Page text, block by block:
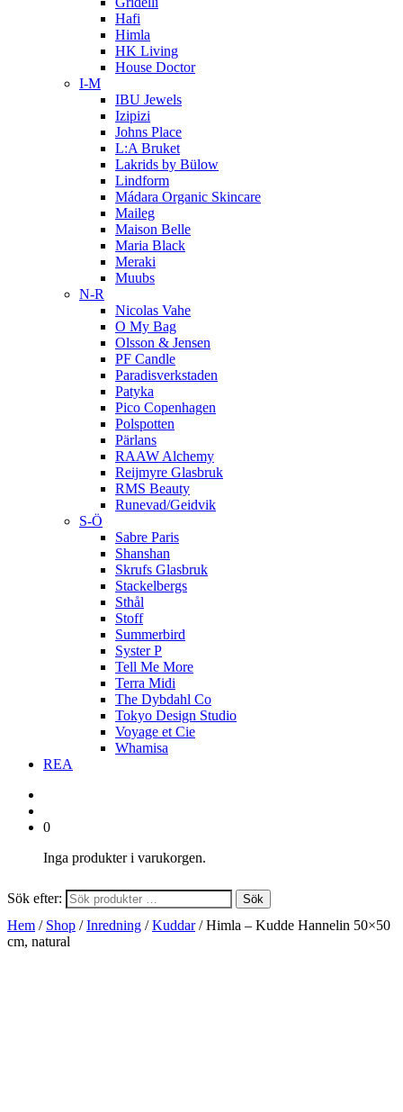
Hafi
Himla
HK Living
House Doctor
I-M
IBU Jewels
Izipizi
Johns Place
L:A Bruket
Lakrids by Bülow
Lindform
Mádara Organic Skincare
Maileg
Maison Belle
Maria Black
Meraki
Muubs
N-R
Nicolas Vahe
O My Bag
Olsson & Jensen
PF Candle
Paradisverkstaden
Patyka
Pico Copenhagen
Polspotten
Pärlans
RAAW Alchemy
Reijmyre Glasbruk
RMS Beauty
Runevad/Geidvik
S-Ö
Sabre Paris
Shanshan
Skrufs Glasbruk
Stackelbergs
Sthål
Stoff
Summerbird
Syster P
Tell Me More
Terra Midi
The Dybdahl Co
Tokyo Design Studio
Voyage et Cie
Whamisa
REA
0
Inga produkter i varukorgen.
Sök efter: Sök
Hem / Shop /Inredning /Kuddar/ Himla – Kudde Hannelin 50×50
cm, natural